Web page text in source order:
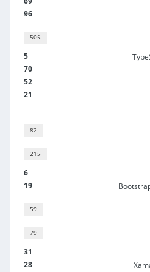
96
505
5
70
52
21
82
215
6
19
59
79
31
28